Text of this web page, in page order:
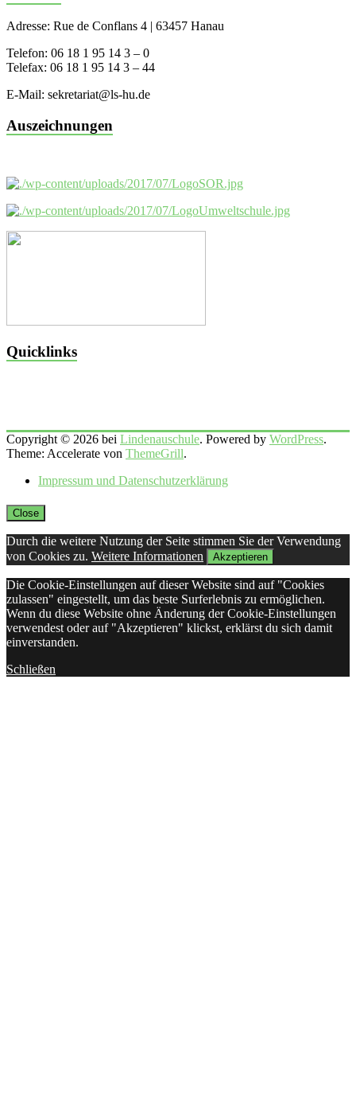
Adresse: Rue de Conflans 4 | 63457 Hanau
Telefon: 06 18 1 95 14 3 – 0
Telefax: 06 18 1 95 14 3 – 44
E-Mail: sekretariat@ls-hu.de
Auszeichnungen
Quicklinks
Copyright © 2026 bei Lindenauschule. Powered by WordPress.
Theme: Accelerate von ThemeGrill.
Impressum und Datenschutzerklärung
Close
Durch die weitere Nutzung der Seite stimmen Sie der Verwendung
von Cookies zu. Weitere Informationen Akzeptieren
Die Cookie-Einstellungen auf dieser Website sind auf "Cookies
zulassen" eingestellt, um das beste Surferlebnis zu ermöglichen.
Wenn du diese Website ohne Änderung der Cookie-Einstellungen
verwendest oder auf "Akzeptieren" klickst, erklärst du sich damit
einverstanden.
Schließen